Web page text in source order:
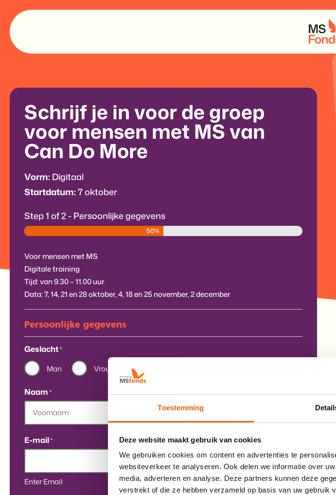
Toestemming
Deze website maakt gebruik van cookies
We gebruiken cookies om content en advertenties te
websiteverkeer te analyseren. Ook delen we informatie over
media, adverteren en analyse. Deze partners kunnen deze
verstrekt of die ze hebben verzameld op basis van uw gebruik
Schrijf je in voor de groep
voor mensen met MS van
Can Do More
Vorm:Digitaal
Startdatum:7 oktober
Step1of2- Persoonlijke gegevens
50%
Voor mensen met MS
Digitale training
Tijd: van 9.30 – 11.00 uur
Data: 7, 14, 21 en 28 oktober, 4, 18 en 25 november, 2 december
Persoonlijke gegevens
Geslacht*
Man Vrouw
Naam *
E-mail*
Enter Email Confirm Email